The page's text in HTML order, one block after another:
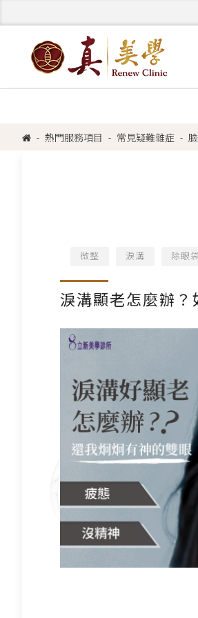
熱門服務項目 常見疑難雜症
微整 淚溝 除眼
淚溝顯老怎麼辦？